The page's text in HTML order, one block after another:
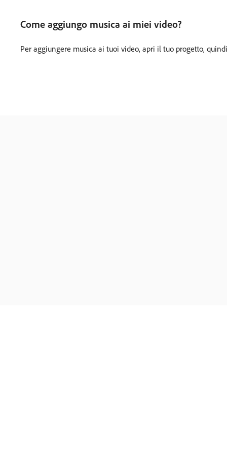
Come aggiungo musica ai miei video?
Per aggiungere musica ai tuoi video, apri il tuo progetto,